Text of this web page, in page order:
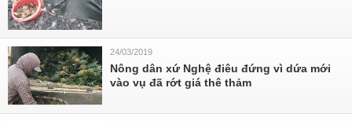
24/03/2019
Nông dân xứ Nghệ điêu đứng vì dứa mới
vào vụ đã rớt giá thê thảm